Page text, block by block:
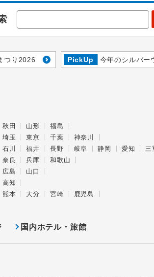
つり2026 PickUp 今年のシルバー
秋田 山形
福島
埼玉 東京 千葉
神奈川
石川 福井 長野 岐阜 静岡 愛知
三
奈良 兵庫
和歌山
広島
山口
高知
熊本 大分 宮崎
鹿児島
国内ホテル・旅館